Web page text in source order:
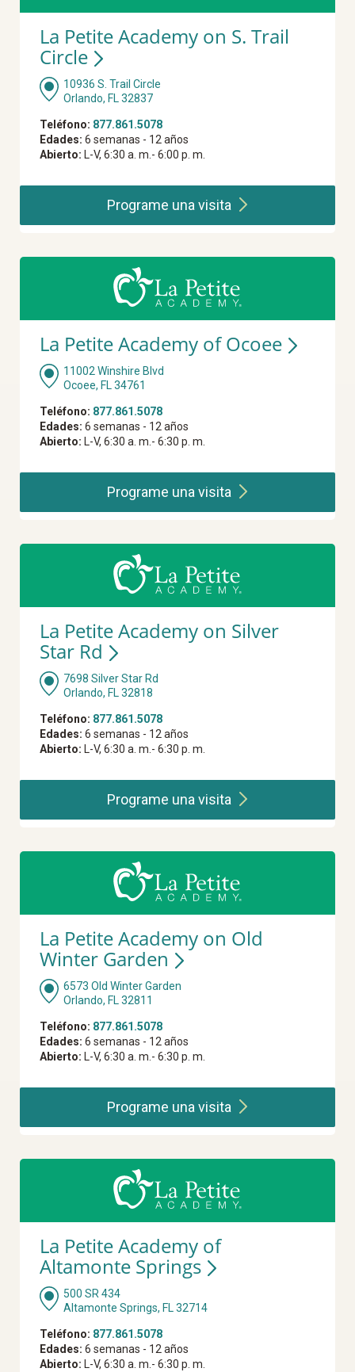
La Petite Academy on S. Trail
Circle
10936 S. Trail Circle
Orlando, FL 32837
Teléfono: 877.861.5078
Edades: 6 semanas - 12 años
Abierto: L-V, 6:30 a. m.- 6:00 p. m.
Programe unavisita
La Petite Academy of Ocoee
11002 Winshire Blvd
Ocoee, FL 34761
Teléfono: 877.861.5078
Edades: 6 semanas - 12 años
Abierto: L-V, 6:30 a. m.- 6:30 p. m.
Programe unavisita
La Petite Academy on Silver
Star Rd
7698 Silver Star Rd
Orlando, FL 32818
Teléfono: 877.861.5078
Edades: 6 semanas - 12 años
Abierto: L-V, 6:30 a. m.- 6:30 p. m.
Programe unavisita
La Petite Academy on Old
Winter Garden
6573 Old Winter Garden
Orlando, FL 32811
Teléfono: 877.861.5078
Edades: 6 semanas - 12 años
Abierto: L-V, 6:30 a. m.- 6:30 p. m.
Programe unavisita
La Petite Academy of
Altamonte Springs
500 SR 434
Altamonte Springs, FL 32714
Teléfono: 877.861.5078
Edades: 6 semanas - 12 años
Abierto: L-V, 6:30 a. m.- 6:30 p. m.